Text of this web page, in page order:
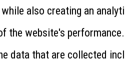
also creating an analyti
the website's performance.
data that are collected incl